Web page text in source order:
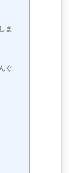
ま
ぐ